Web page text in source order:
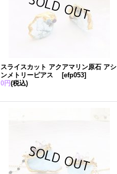
スライスカット アクアマリン原石 アシ
ンメトリーピアス
[efp053]
0円(税込)